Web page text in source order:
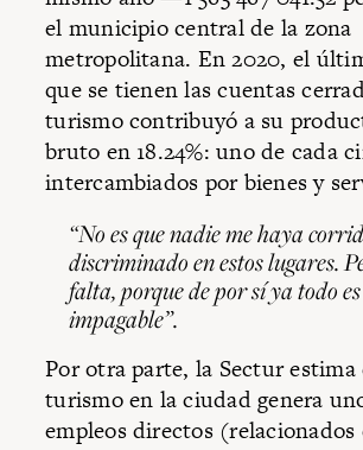
el municipio central de la zona
metropolitana. En 2020, el
que se tienen las cuentas
turismo contribuyó a su
bruto en 18.24%: uno de cada
intercambiados por bienes y
“No es que nadie me haya
discriminado en estos lugares.
falta, porque de por sí ya todo es
impagable”.
Por otra parte, la Sectur estima
turismo en la ciudad genera
empleos directos (relacionados